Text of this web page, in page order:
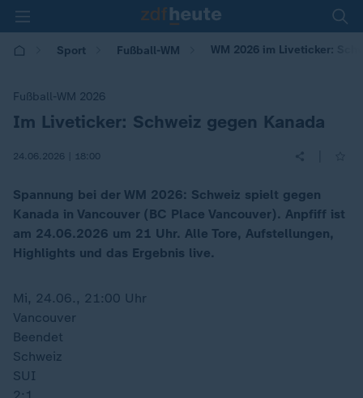
Sport Fußball-WM WM 2026 im Liveticker:
Fußball-WM 2026
:
Im Liveticker: Schweiz gegen Kanada
24.06.2026 | 18:00
Spannung bei der WM 2026: Schweiz spielt gegen
Kanada in Vancouver (BC Place Vancouver). Anpfiff ist
am 24.06.2026 um 21 Uhr. Alle Tore, Aufstellungen,
Highlights und das Ergebnis live.
Mi, 24.06., 21:00 Uhr
Vancouver
Beendet
Schweiz
SUI